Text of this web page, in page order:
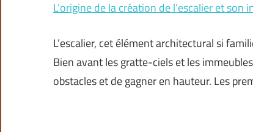
L’origine de la création de l’escalier et son
L’escalier, cet élément architectural si
Bien avant les gratte-ciels et les
obstacles et de gagner en hauteur. Les